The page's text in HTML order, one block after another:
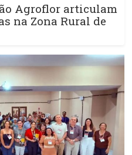
Agroflor articulam
na Zona Rural de